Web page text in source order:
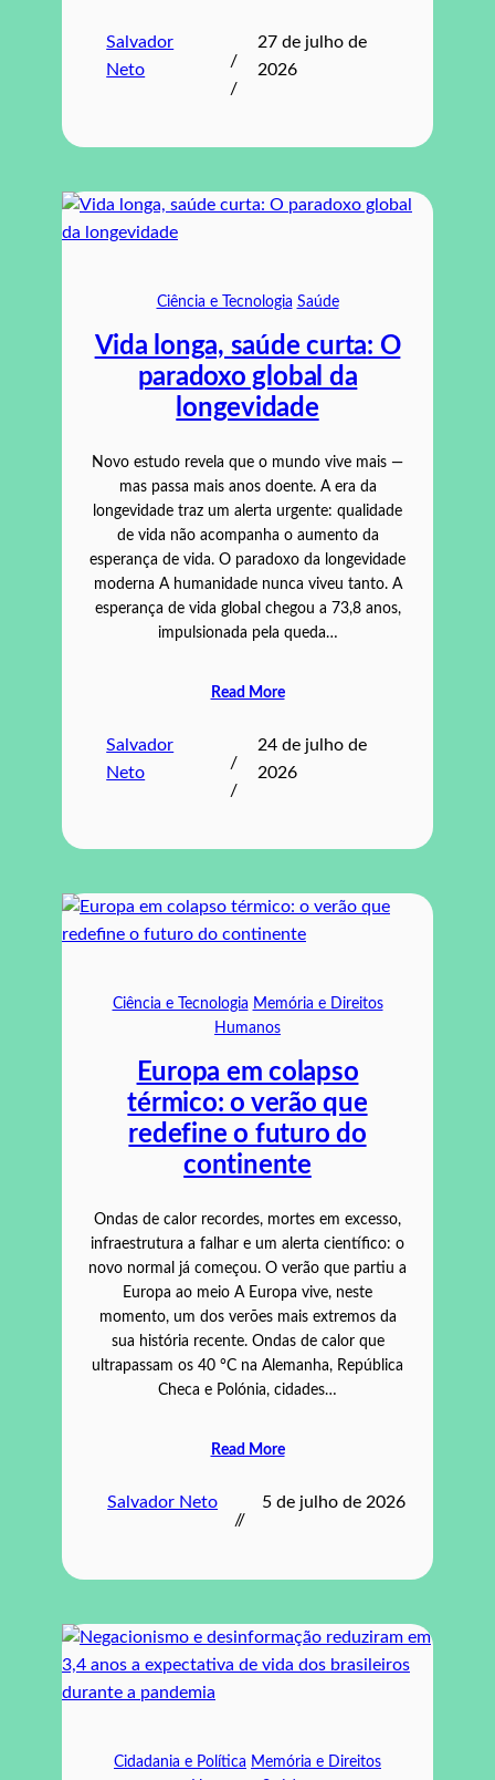
Salvador
Neto
/
/
27 de julho de
2026
Ciência e Tecnologia Saúde
Vida longa, saúde curta: O
paradoxo global da
longevidade
Novo estudo revela que o mundo vive mais —
mas passa mais anos doente. A era da
longevidade traz um alerta urgente: qualidade
de vida não acompanha o aumento da
esperança de vida. O paradoxo da longevidade
moderna A humanidade nunca viveu tanto. A
esperança de vida global chegou a 73,8 anos,
impulsionada pela queda…
Read More
Salvador
Neto
/
/
24 de julho de
2026
Ciência e Tecnologia Memória e Direitos
Humanos
Europa em colapso
térmico: o verão que
redefine o futuro do
continente
Ondas de calor recordes, mortes em excesso,
infraestrutura a falhar e um alerta científico: o
novo normal já começou. O verão que partiu a
Europa ao meio A Europa vive, neste
momento, um dos verões mais extremos da
sua história recente. Ondas de calor que
ultrapassam os 40 °C na Alemanha, República
Checa e Polónia, cidades…
Read More
Salvador Neto
//
5 de julho de 2026
Cidadania e Política Memória e Direitos